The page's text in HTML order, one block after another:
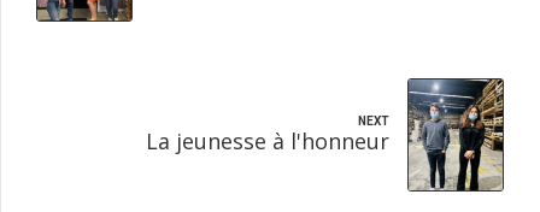
NEXT
La jeunesse à l'honneur